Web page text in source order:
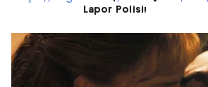
Lapor Polisi!